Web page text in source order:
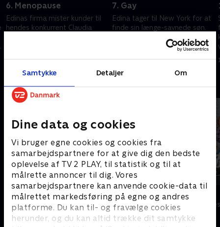
Samtykke Detaljer Om
Dine data og cookies
Vi bruger egne cookies og cookies fra
samarbejdspartnere for at give dig den bedste
oplevelse af TV 2 PLAY, til statistik og til at
målrette annoncer til dig. Vores
samarbejdspartnere kan anvende cookie-data til
målrettet markedsføring på egne og andres
platforme. Du kan til- og fravælge cookies
herunder, og du kan altid trække dit samtykke
6. Menopause
Edinas firma mister kunder til
hendes konkurrent Claudia
1. maj 2023 • 29 min
7. Gay
Edina tager til New York for at
finde sin længe-savnede søn.
og et bizart ægteskab finder
1. maj 2023 • 54 min
Andre så også
Ture Sventon & jagten på
Ungdommens kilde
Komedie • 2 sæsoner
Sølykken
Komedie • 4